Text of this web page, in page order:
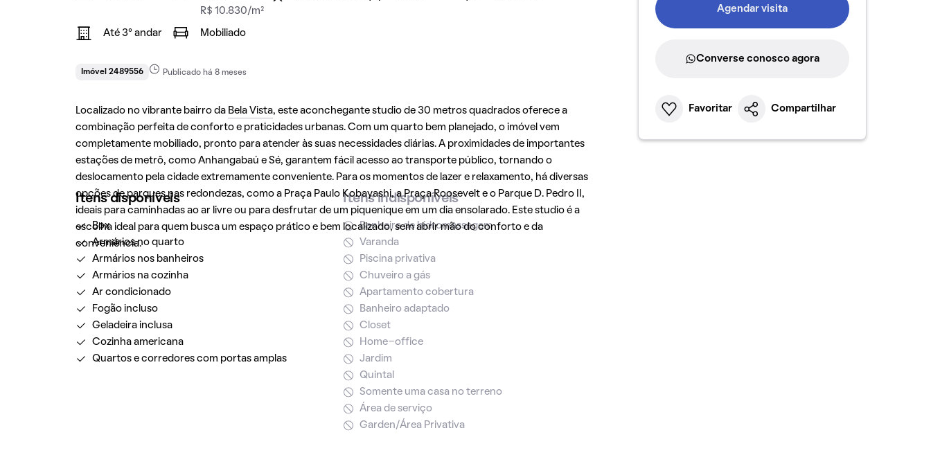
R$ 10.830/m²
Até 3° andar Mobiliado
Imóvel 2489556 Publicado há 8 meses
Localizado no vibrante bairro da Bela Vista, este aconchegante studio de 30 metros quadrados oferece a
combinação perfeita de conforto e praticidades urbanas. Com um quarto bem planejado, o imóvel vem
completamente mobiliado, pronto para atender às suas necessidades diárias. A proximidades de importantes
estações de metrô, como Anhangabaú e Sé, garantem fácil acesso ao transporte público, tornando o
deslocamento pela cidade extremamente conveniente. Para os momentos de lazer e relaxamento, há diversas
opções de parques nas redondezas, como a Praça Paulo Kobayashi, a Praça Roosevelt e o Parque D. Pedro II,
ideais para caminhadas ao ar livre ou para desfrutar de um piquenique em um dia ensolarado. Este studio é a
escolha ideal para quem busca um espaço prático e bem localizado, sem abrir mão do conforto e da
conveniência.
Itens disponíveis
Box
Armários no quarto
Armários nos banheiros
Armários na cozinha
Ar condicionado
Fogão incluso
Geladeira inclusa
Cozinha americana
Quartos e corredores com portas amplas
Itens indisponíveis
Banheira de hidromassagem
Varanda
Piscina privativa
Chuveiro a gás
Apartamento cobertura
Banheiro adaptado
Closet
Home-office
Jardim
Quintal
Somente uma casa no terreno
Área de serviço
Garden/Área Privativa
Agendar visita
Converse conosco agora
Favoritar Compartilhar